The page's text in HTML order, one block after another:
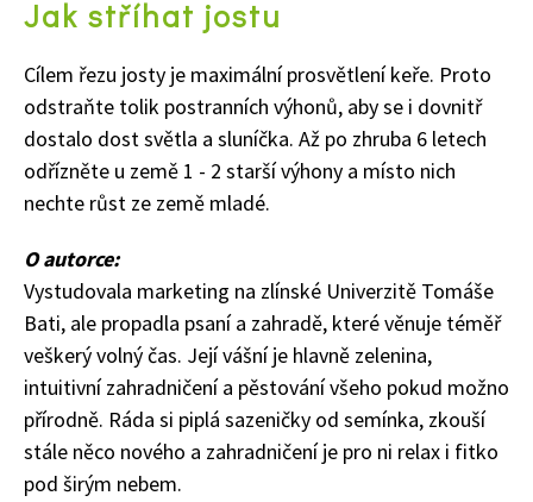
65 Kč
Objednat >
Naše krásná zahrada Speciál
Jak stříhat jostu
Cílem řezu josty je maximální prosvětlení keře. Proto
odstraňte tolik postranních výhonů, aby se i dovnitř
dostalo dost světla a sluníčka. Až po zhruba 6 letech
odřízněte u země 1 - 2 starší výhony a místo nich
nechte růst ze země mladé.
O autorce:
Vystudovala marketing na zlínské Univerzitě Tomáše
Bati, ale propadla psaní a zahradě, které věnuje téměř
veškerý volný čas. Její vášní je hlavně zelenina,
intuitivní zahradničení a pěstování všeho pokud možno
přírodně. Ráda si piplá sazeničky od semínka, zkouší
stále něco nového a zahradničení je pro ni relax i fitko
pod širým nebem.